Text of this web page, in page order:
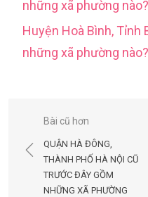
những xã phường nào?
Huyện Hoà Bình,
những xã phường nào?
Điều
hướng
bài
viết
Bài cũ hơn
QUẬN HÀ ĐÔNG,
THÀNH PHỐ HÀ NỘI CŨ
TRƯỚC ĐÂY GỒM
NHỮNG XÃ PHƯỜNG